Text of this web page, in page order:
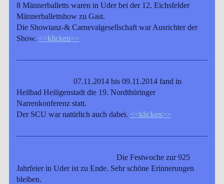
8 Männerballetts waren in Uder bei der 12. Eichsfelder
Männerballettshow zu Gast.
Die Showtanz-& Carnevalgesellschaft war Ausrichter der
Show. <<klicken>>
07.11.2014 bis 09.11.2014 fand in
Heilbad Heiligenstadt die 19. Nordthüringer
Narrenkonferenz statt.
Der SCU war natürlich auch dabei. <<klicken>>
Die Festwoche zur 925
Jahrfeier in Uder ist zu Ende. Sehr schöne Erinnerungen
bleiben.